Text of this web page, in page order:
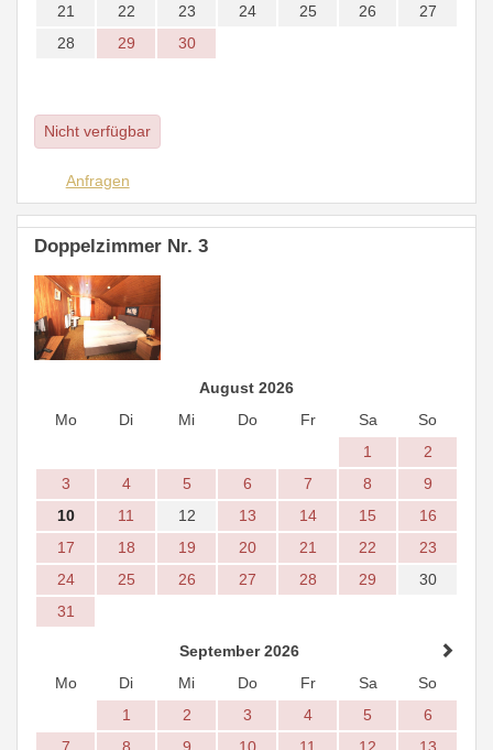
21
22 23 24 25 26
27
28
29 30
Nicht verfügbar
Anfragen
Doppelzimmer Nr. 3
August 2026
Mo
Di Mi Do Fr Sa
So
1
2
3
4 5 6 7 8
9
10
11 12 13 14 15
16
17
18 19 20 21 22
23
24
25 26 27 28 29
30
31
September 2026
Mo
Di Mi Do Fr Sa
So
1
2 3 4 5
6